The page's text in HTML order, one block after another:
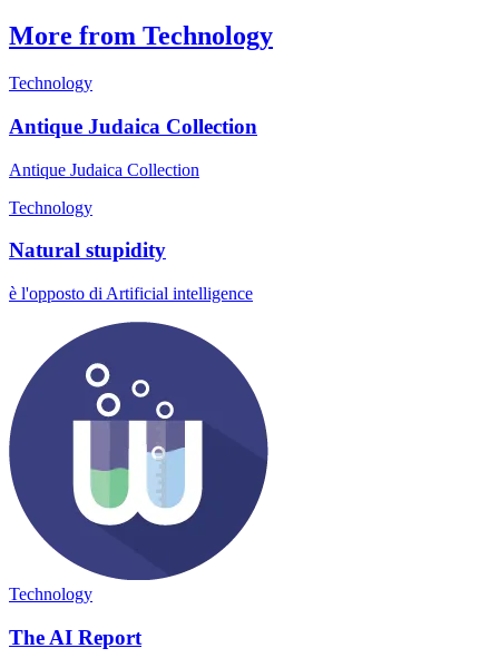
More from Technology
Technology
Antique Judaica Collection
Antique Judaica Collection
Technology
Natural stupidity
è l'opposto di Artificial intelligence
Technology
The AI Report